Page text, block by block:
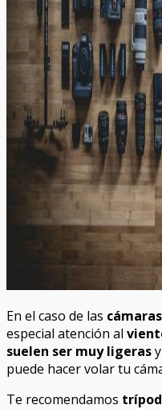
En el caso de las
especial atención al
suelen ser muy ligeras
puede hacer volar tu
Te recomendamos